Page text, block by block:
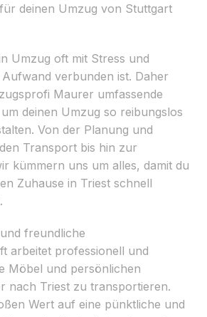
deinen Umzug von Stuttgart
Umzug oft mit Stress und
verbunden ist. Daher
Maurer umfassende
deinen Umzug so reibungslos
Von der Planung und
Transport bis hin zur
kümmern uns um alles, damit du
Zuhause in Triest schnell
freundliche
arbeitet professionell und
Möbel und persönlichen
nach Triest zu transportieren.
Wert auf eine pünktliche und